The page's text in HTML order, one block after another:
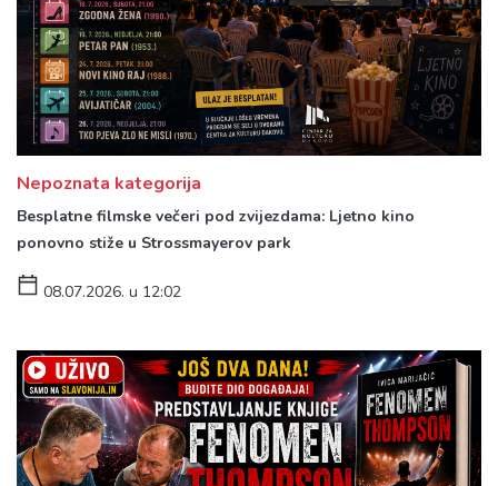
Nepoznata kategorija
Besplatne filmske večeri pod zvijezdama: Ljetno kino
ponovno stiže u Strossmayerov park
08.07.2026. u 12:02